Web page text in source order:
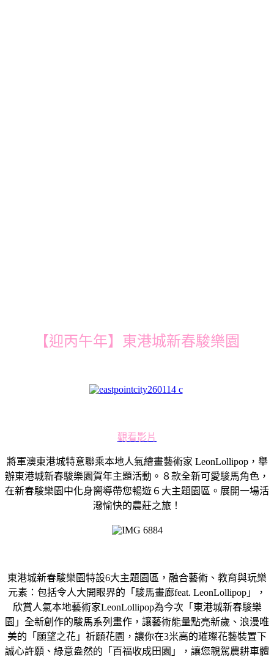
【迎丙午年】東港城新春駿樂園
觀看影片
將軍澳東港城特意聯乘本地人氣繪畫藝術家 LeonLollipop，舉
辦東港城新春駿樂園賀年主題活動。８款全新可愛駿馬角色，
在新春駿樂園中化身嚮導帶您暢遊６大主題園區。展開一場活
潑愉快的農莊之旅！
東港城新春駿樂園特設6大主題園區，融合藝術、教育與玩樂
元素：包括令人大開眼界的「駿馬畫廊feat. LeonLollipop」，
欣賞人氣本地藝術家LeonLollipop為今次「東港城新春駿樂
園」全新創作的駿馬系列畫作，讓藝術能量點亮新歲、浪漫唯
美的「願望之花」祈願花園，讓你在3米高的璀璨花藝裝置下
誠心許願、綠意盎然的「百福收成田園」，讓您親駕農耕車體